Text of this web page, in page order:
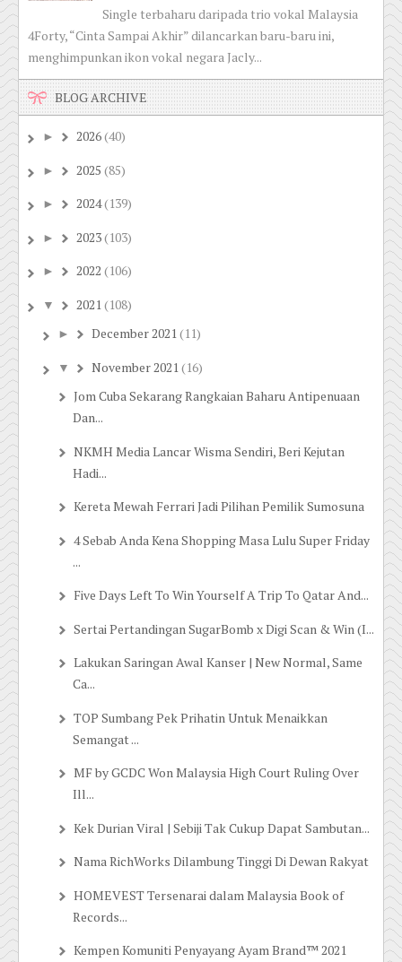
Single terbaharu daripada trio vokal Malaysia
4Forty, “Cinta Sampai Akhir” dilancarkan baru-baru ini,
menghimpunkan ikon vokal negara Jacly...
BLOG ARCHIVE
► 2026(40)
► 2025 (85)
► 2024(139)
► 2023(103)
► 2022 (106)
▼ 2021 (108)
► December 2021(11)
▼ November 2021 (16)
Jom Cuba Sekarang Rangkaian Baharu Antipenuaan
Dan...
NKMH Media Lancar Wisma Sendiri, Beri Kejutan
Hadi...
Kereta Mewah Ferrari Jadi Pilihan Pemilik Sumosuna
4 Sebab Anda Kena Shopping Masa Lulu Super Friday
...
Five Days Left To Win Yourself A Trip To Qatar And...
Sertai Pertandingan SugarBomb x Digi Scan & Win (I...
Lakukan Saringan Awal Kanser | New Normal, Same
Ca...
TOP Sumbang Pek Prihatin Untuk Menaikkan
Semangat ...
MF by GCDC Won Malaysia High Court Ruling Over
Ill...
Kek Durian Viral | Sebiji Tak Cukup Dapat Sambutan...
Nama RichWorks Dilambung Tinggi Di Dewan Rakyat
HOMEVEST Tersenarai dalam Malaysia Book of
Records...
Kempen Komuniti Penyayang Ayam Brand™ 2021